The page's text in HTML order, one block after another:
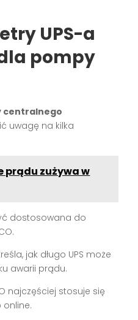
UPS-a
pompy
centralnego
uwagę na kilka
prądu zużywa w
dostosowana do
jak długo UPS może
awarii prądu.
najczęściej stosuje się